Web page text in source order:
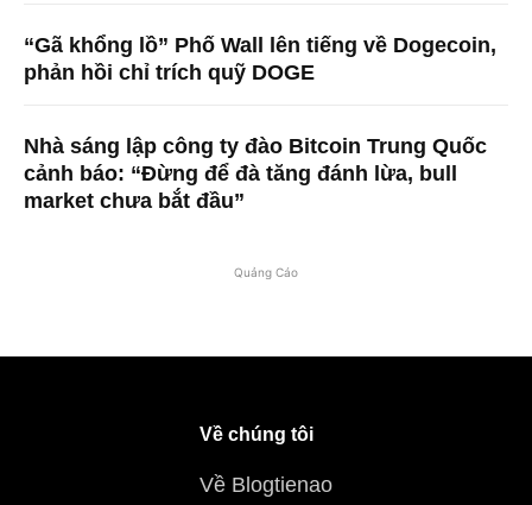
“Gã khổng lồ” Phố Wall lên tiếng về Dogecoin,
phản hồi chỉ trích quỹ DOGE
Nhà sáng lập công ty đào Bitcoin Trung Quốc
cảnh báo: “Đừng để đà tăng đánh lừa, bull
market chưa bắt đầu”
Quảng Cáo
Về chúng tôi
Về Blogtienao